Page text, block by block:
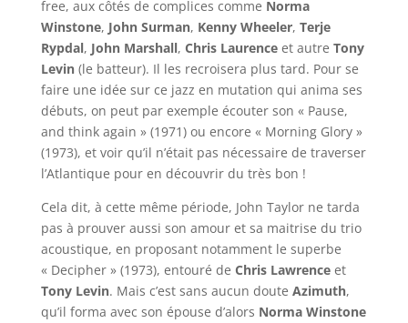
free, aux côtés de complices comme Norma
Winstone, John Surman, Kenny Wheeler, Terje
Rypdal, John Marshall, Chris Laurenceet autre Tony
Levin(le batteur). Il les recroisera plus tard. Pour se
faire une idée sur ce jazz en mutation qui anima ses
débuts, on peut par exemple écouter son « Pause,
and think again » (1971) ou encore « Morning Glory »
(1973), et voir qu’il n’était pas nécessaire de traverser
l’Atlantique pour en découvrir du très bon !
Cela dit, à cette même période, John Taylor ne tarda
pas à prouver aussi son amour et sa maitrise du trio
acoustique, en proposant notamment le superbe
« Decipher » (1973), entouré de Chris Lawrenceet
Tony Levin. Mais c’est sans aucun doute Azimuth,
qu’il forma avec son épouse d’alors Norma Winstone